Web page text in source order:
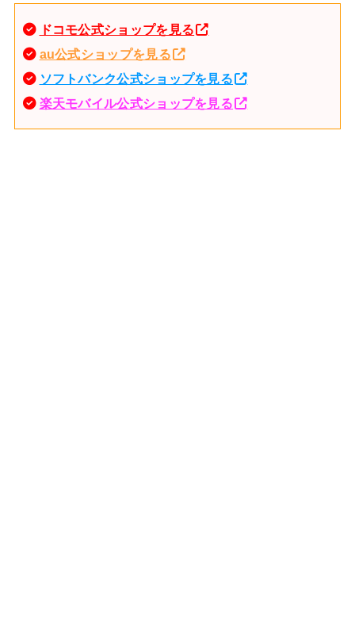
ドコモ公式ショップを見る
au公式ショップを見る
ソフトバンク公式ショップを見る
楽天モバイル公式ショップを見る